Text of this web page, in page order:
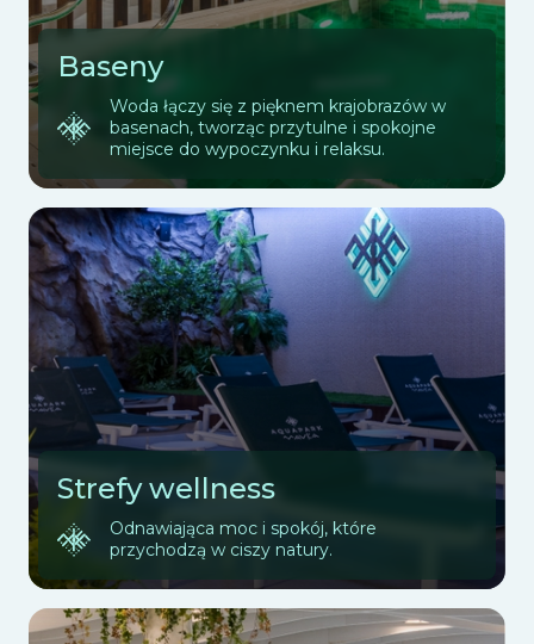
Baseny
Woda łączy się z pięknem krajobrazów w
basenach, tworząc przytulne i spokojne
miejsce do wypoczynku i relaksu.
Strefy wellness
Odnawiająca moc i spokój, które
przychodzą w ciszy natury.